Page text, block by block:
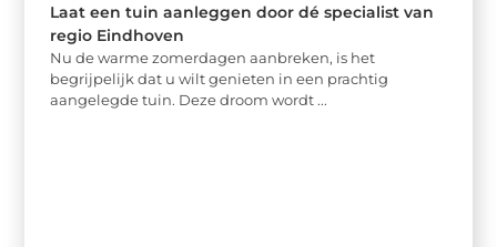
Laat een tuin aanleggen door dé specialist van
regio Eindhoven
Nu de warme zomerdagen aanbreken, is het
begrijpelijk dat u wilt genieten in een prachtig
aangelegde tuin. Deze droom wordt ...